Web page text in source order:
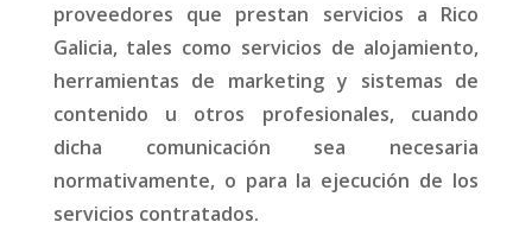
proveedores que prestan servicios a Rico
Galicia, tales como servicios de alojamiento,
herramientas de marketing y sistemas de
contenido u otros profesionales, cuando
dicha comunicación sea necesaria
normativamente, o para la ejecución de los
servicios contratados.